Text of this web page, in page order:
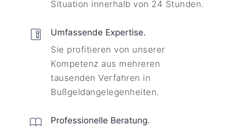
Situation innerhalb von 24 Stunden.
Umfassende Expertise.
Sie profitieren von unserer
Kompetenz aus mehreren
tausenden Verfahren in
Bußgeldangelegenheiten.
Professionelle Beratung.